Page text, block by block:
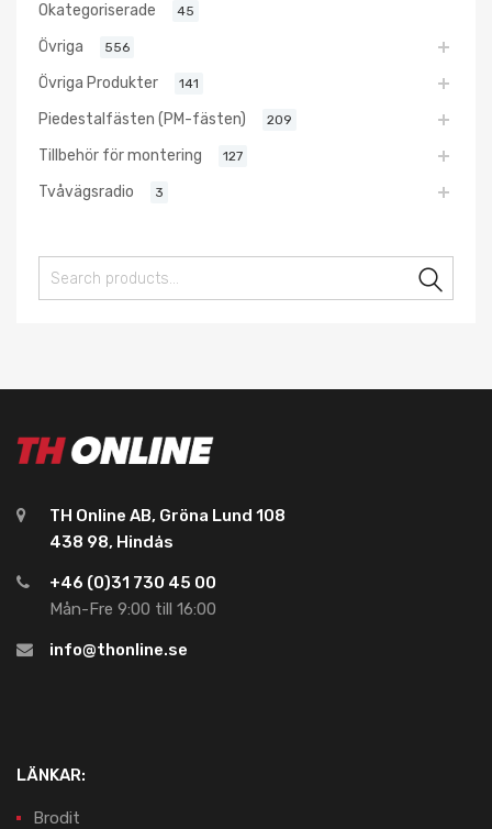
Okategoriserade 45
Övriga 556
Övriga Produkter 141
Piedestalfästen (PM-fästen) 209
Tillbehör för montering 127
Tvåvägsradio 3
TH Online AB, Gröna Lund 108
438 98, Hindås
+46 (0)31 730 45 00
Mån-Fre 9:00 till 16:00
info@thonline.se
LÄNKAR:
Brodit